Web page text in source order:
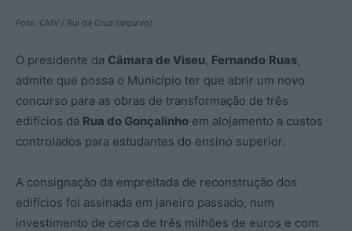
Foto: CMV / Rui da Cruz (arquivo)
O presidente da Câmara de Viseu, Fernando Ruas,
admite que possa o Município ter que abrir um novo
concurso para as obras de transformação de três
edifícios da Rua do Gonçalinho em alojamento a custos
controlados para estudantes do ensino superior.
A consignação da empreitada de reconstrução dos
edifícios foi assinada em janeiro passado, num
investimento de cerca de três milhões de euros e com